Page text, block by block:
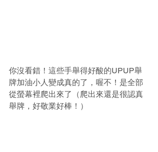
你沒看錯！這些手舉得好酸的UPUP舉
牌加油小人變成真的了，喔不！是全部
從螢幕裡爬出來了（爬出來還是很認真
舉牌，好敬業好棒！）